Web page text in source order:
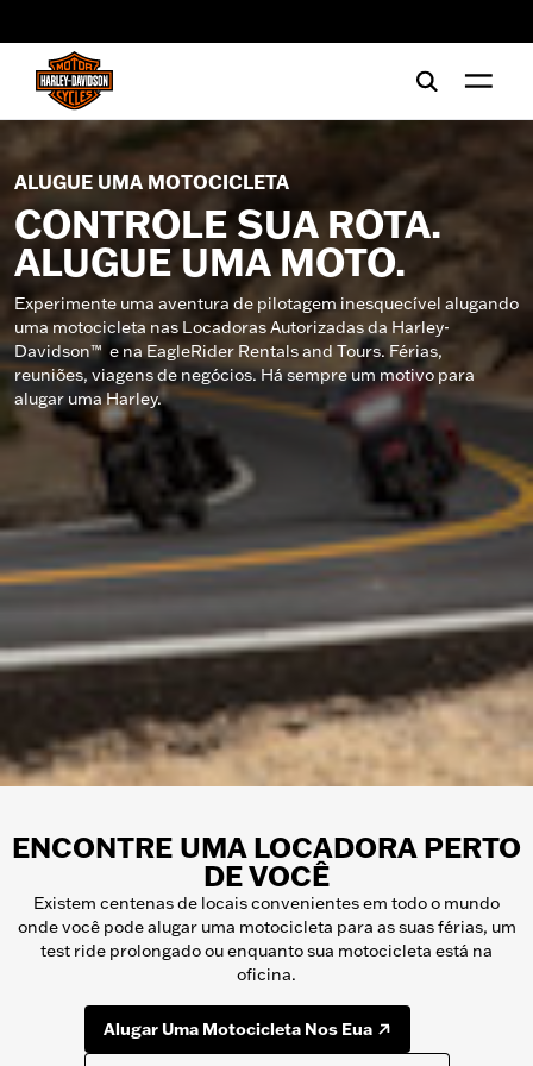
ALUGUE UMA MOTOCICLETA
CONTROLE SUA ROTA.
ALUGUE UMA MOTO.
Experimente uma aventura de pilotagem inesquecível alugando
uma motocicleta nas Locadoras Autorizadas da Harley-
Davidson™ e na EagleRider Rentals and Tours. Férias,
reuniões, viagens de negócios. Há sempre um motivo para
alugar uma Harley.
ENCONTRE UMA LOCADORA PERTO
DE VOCÊ
Existem centenas de locais convenientes em todo o mundo
onde você pode alugar uma motocicleta para as suas férias, um
test ride prolongado ou enquanto sua motocicleta está na
oficina.
Alugar Uma Motocicleta Nos Eua